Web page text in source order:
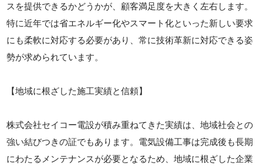
スを提供できるかどうかが、顧客満足度を大きく左右します。
特に近年では省エネルギー化やスマート化といった新しい要求
にも柔軟に対応する必要があり、常に技術革新に対応できる姿
勢が求められています。
【地域に根ざした施工実績と信頼】
株式会社セイコー電設が積み重ねてきた実績は、地域社会との
強い結びつきの証でもあります。電気設備工事は完成後も長期
にわたるメンテナンスが必要となるため、地域に根ざした企業